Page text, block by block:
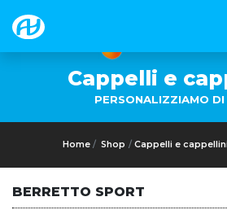
Cappelli e
PERSONALIZZIAMO
Home Shop Cappelli e cappellini
BERRETTO SPORT